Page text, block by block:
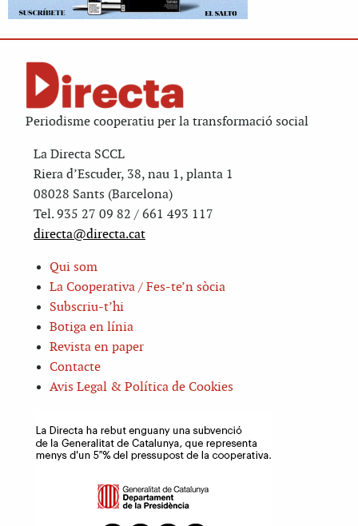
Periodisme cooperatiu per la transformació social
La Directa SCCL
Riera d’Escuder, 38, nau 1, planta 1
08028 Sants (Barcelona)
Tel. 935 27 09 82 / 661 493 117
directa@directa.cat
Qui som
La Cooperativa / Fes-te’n sòcia
Subscriu-t’hi
Botiga en línia
Revista en paper
Contacte
Avis Legal & Política de Cookies